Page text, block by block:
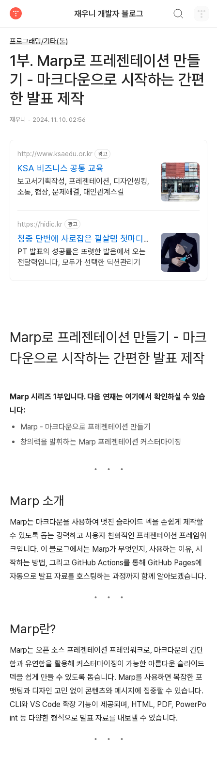
재우니 개발자 블로그
프로그래밍/기타(툴)
1부. Marp로 프레젠테이션 만들
기 - 마크다운으로 시작하는 간편
한 발표 제작
재우니 2024. 11. 10. 02:56
http://www.ksaedu.or.kr 광고
KSA 비즈니스 공통 교육
보고서기획작성, 프레젠테이션, 디자인씽킹,
소통, 협상, 문제해결, 대인관계스킬
https://hidic.kr 광고
청중 단번에 사로잡은 필살템 첫마디부
터 확실하게
PT 발표의 성공률은 또렷한 발음에서 오는
전달력입니다, 모두가 선택한 딕션관리기
Marp로 프레젠테이션 만들기 - 마크
다운으로 시작하는 간편한 발표 제작
Marp 시리즈 1부입니다. 다음 연재는 여기에서 확인하실 수 있습
니다:
Marp - 마크다운으로 프레젠테이션 만들기
창의력을 발휘하는 Marp 프레젠테이션 커스터마이징
Marp 소개
Marp는 마크다운을 사용하여 멋진 슬라이드 덱을 손쉽게 제작할
수 있도록 돕는 강력하고 사용자 친화적인 프레젠테이션 프레임워
크입니다. 이 블로그에서는 Marp가 무엇인지, 사용하는 이유, 시
작하는 방법, 그리고 GitHub Actions를 통해 GitHub Pages에
자동으로 발표 자료를 호스팅하는 과정까지 함께 알아보겠습니다.
Marp란?
Marp는 오픈 소스 프레젠테이션 프레임워크로, 마크다운의 간단
함과 유연함을 활용해 커스터마이징이 가능한 아름다운 슬라이드
덱을 쉽게 만들 수 있도록 돕습니다. Marp를 사용하면 복잡한 포
맷팅과 디자인 고민 없이 콘텐츠와 메시지에 집중할 수 있습니다.
CLI와 VS Code 확장 기능이 제공되며, HTML, PDF, PowerPo
int 등 다양한 형식으로 발표 자료를 내보낼 수 있습니다.